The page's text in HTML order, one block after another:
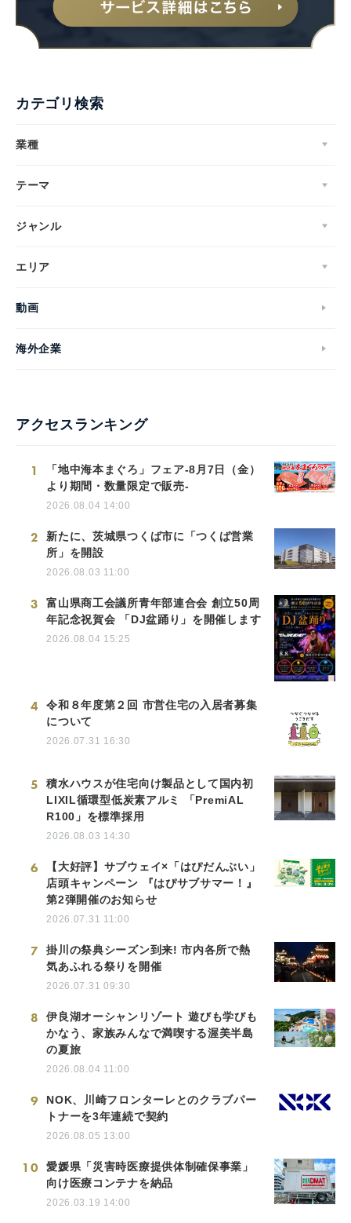
カテゴリ検索
業種
テーマ
ジャンル
エリア
動画
海外企業
アクセスランキング
1
「地中海本まぐろ」フェア-8月7日（金）
より期間・数量限定で販売-
2026.08.04 14:00
2
新たに、茨城県つくば市に「つくば営業
所」を開設
2026.08.03 11:00
3
富山県商工会議所青年部連合会 創立50周
年記念祝賀会 「DJ盆踊り」を開催します
2026.08.04 15:25
4
令和８年度第２回 市営住宅の入居者募集
について
2026.07.31 16:30
5
積水ハウスが住宅向け製品として国内初
LIXIL循環型低炭素アルミ 「PremiAL
R100」を標準採用
2026.08.03 14:30
6
【大好評】サブウェイ×「はぴだんぶい」
店頭キャンペーン 『はぴサブサマー！』
第2弾開催のお知らせ
2026.07.31 11:00
7
掛川の祭典シーズン到来! 市内各所で熱
気あふれる祭りを開催
2026.07.31 09:30
8
伊良湖オーシャンリゾート 遊びも学びも
かなう、家族みんなで満喫する渥美半島
の夏旅
2026.08.04 11:00
9
NOK、川崎フロンターレとのクラブパー
トナーを3年連続で契約
2026.08.05 13:00
10
愛媛県「災害時医療提供体制確保事業」
向け医療コンテナを納品
2026.03.19 14:00